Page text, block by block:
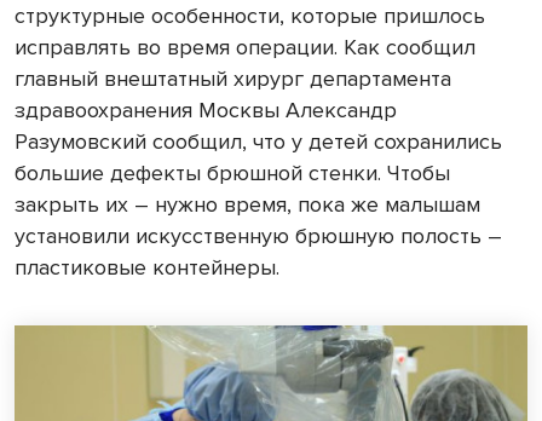
структурные особенности, которые пришлось
исправлять во время операции. Как сообщил
главный внештатный хирург департамента
здравоохранения Москвы Александр
Разумовский сообщил, что у детей сохранились
большие дефекты брюшной стенки. Чтобы
закрыть их – нужно время, пока же малышам
установили искусственную брюшную полость –
пластиковые контейнеры.